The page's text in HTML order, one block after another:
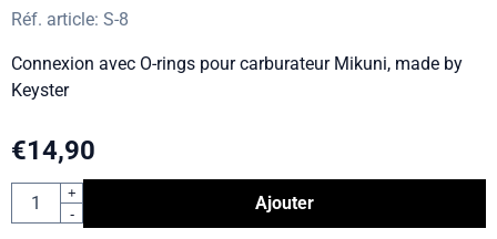
Réf. article: S-8
Connexion avec O-rings pour carburateur Mikuni, made by
Keyster
€14,90
Quantité
+
-
Ajouter